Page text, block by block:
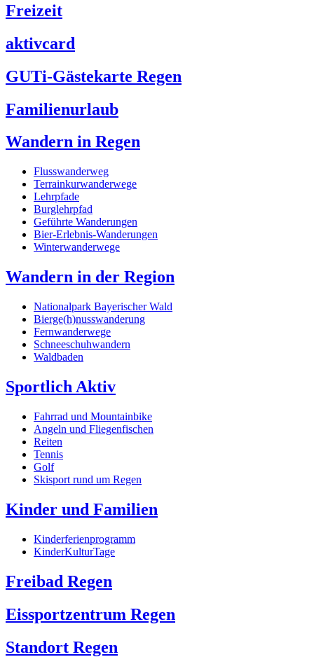
Freizeit
aktivcard
GUTi-Gästekarte Regen
Familienurlaub
Wandern in Regen
Flusswanderweg
Terrainkurwanderwege
Lehrpfade
Burglehrpfad
Geführte Wanderungen
Bier-Erlebnis-Wanderungen
Winterwanderwege
Wandern in der Region
Nationalpark Bayerischer Wald
Bierge(h)nusswanderung
Fernwanderwege
Schneeschuhwandern
Waldbaden
Sportlich Aktiv
Fahrrad und Mountainbike
Angeln und Fliegenfischen
Reiten
Tennis
Golf
Skisport rund um Regen
Kinder und Familien
Kinderferienprogramm
KinderKulturTage
Freibad Regen
Eissportzentrum Regen
Standort Regen